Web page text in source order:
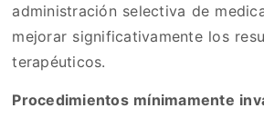
administración selectiva de
mejorar significativamente los
terapéuticos.
Procedimientos mínimamente